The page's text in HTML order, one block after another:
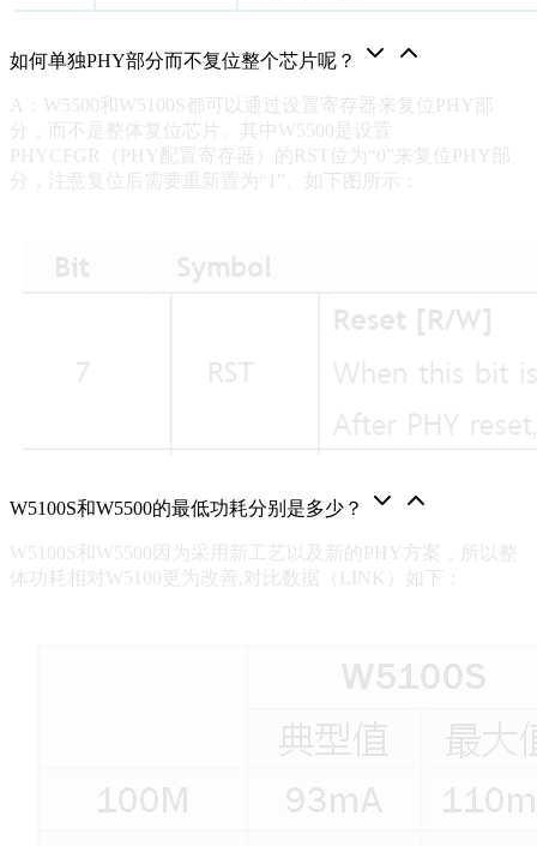
如何单独PHY部分而不复位整个芯片呢？
A：W5500和W5100S都可以通过设置寄存器来复位PHY部
分，而不是整体复位芯片。其中W5500是设置
PHYCFGR（PHY配置寄存器）的RST位为“0”来复位PHY部
分，注意复位后需要重新置为“1”。如下图所示：
W5100S和W5500的最低功耗分别是多少？
W5100S和W5500因为采用新工艺以及新的PHY方案，所以整
体功耗相对W5100更为改善,对比数据（LINK）如下：